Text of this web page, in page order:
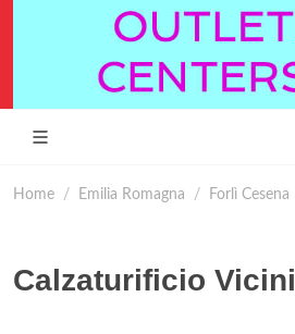
Home Emilia Romagna Forlì Cesena
Calzaturificio Vicini